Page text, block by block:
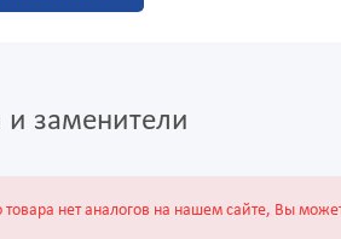
и заменители
товара нет аналогов на нашем сайте, Вы